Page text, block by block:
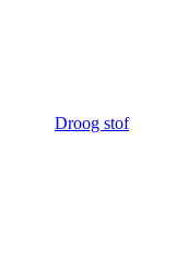
Droog stof